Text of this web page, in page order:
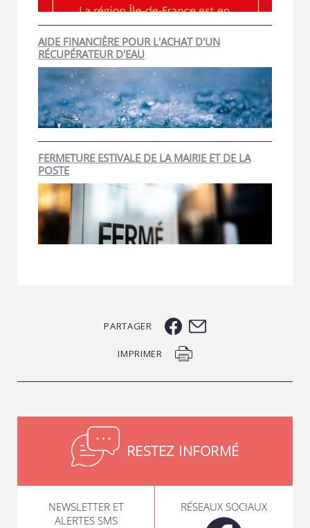
AIDE FINANCIÈRE POUR L'ACHAT D'UN
RÉCUPÉRATEUR D'EAU
FERMETURE ESTIVALE DE LA MAIRIE ET DE LA
POSTE
PARTAGER
IMPRIMER
RESTEZ INFORMÉ
NEWSLETTER ET
ALERTES SMS
RÉSEAUX SOCIAUX